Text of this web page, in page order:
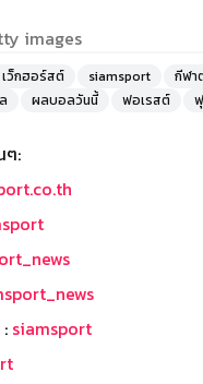
images
เว็กฮอร์สต์ siamsport กีฬา
ผลบอลวันนี้ ฟอเรสต์
ๆ:
siamsport